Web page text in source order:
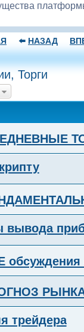
⬅️ НАЗАД
Торги
вывода
трейдера